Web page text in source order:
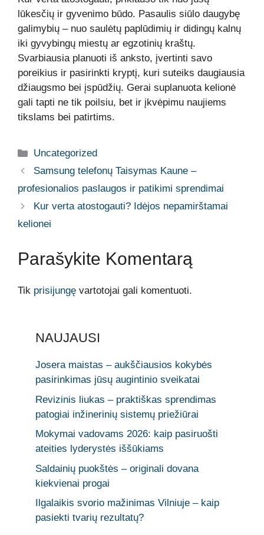
lūkesčių ir gyvenimo būdo. Pasaulis siūlo daugybę
galimybių – nuo saulėtų paplūdimių ir didingų kalnų
iki gyvybingų miestų ar egzotinių kraštų.
Svarbiausia planuoti iš anksto, įvertinti savo
poreikius ir pasirinkti kryptį, kuri suteiks daugiausia
džiaugsmo bei įspūdžių. Gerai suplanuota kelionė
gali tapti ne tik poilsiu, bet ir įkvėpimu naujiems
tikslams bei patirtims.
Kategorijos
Uncategorized
Samsung telefonų Taisymas Kaune –
profesionalios paslaugos ir patikimi sprendimai
Kur verta atostogauti? Idėjos nepamirštamai
kelionei
Parašykite Komentarą
Tik prisijungę vartotojai gali komentuoti.
NAUJAUSI
Josera maistas – aukščiausios kokybės
pasirinkimas jūsų augintinio sveikatai
Revizinis liukas – praktiškas sprendimas
patogiai inžinerinių sistemų priežiūrai
Mokymai vadovams 2026: kaip pasiruošti
ateities lyderystės iššūkiams
Saldainių puokštės – originali dovana
kiekvienai progai
Ilgalaikis svorio mažinimas Vilniuje – kaip
pasiekti tvarių rezultatų?